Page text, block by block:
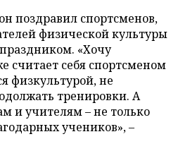
поздравил спортсменов,
физической культуры
«Хочу
считает себя спортсменом
физкультурой, не
тренировки. А
и учителям – не только
учеников», –